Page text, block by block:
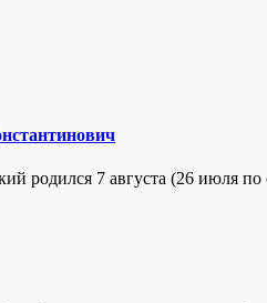
родился 7 августа (26 июля